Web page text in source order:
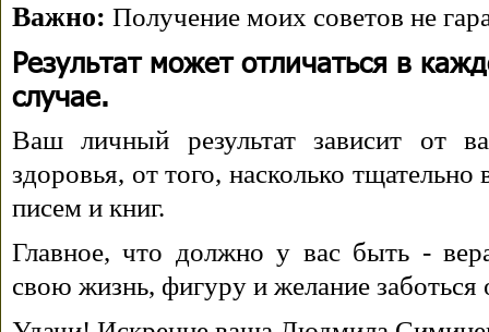
Важно: Получение моих советов не
Результат может отличаться в
случае.
Ваш личный результат зависит от
здоровья, от того, насколько
писем и книг.
Главное, что должно у вас быть -
свою жизнь, фигуру и желание заботься